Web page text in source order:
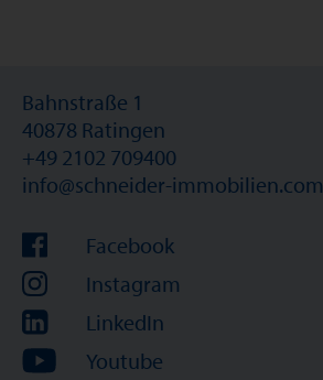
Bahnstraße 1
40878 Ratingen
+49 2102 709400
info@schneider-immobilien.com
Facebook
Instagram
LinkedIn
Youtube